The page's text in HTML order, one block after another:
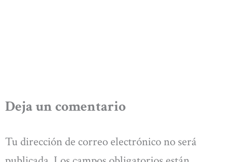
Deja un comentario
Tu dirección de correo electrónico no será